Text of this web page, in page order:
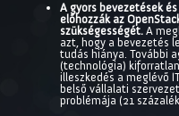
A gyors bevezetések
előhozzák az OpenSt
szükségességét.A
azt, hogy a bevezetés
tudás hiánya. További
(technológia)
illeszkedés a meglévő
belső vállalati
problémája (21